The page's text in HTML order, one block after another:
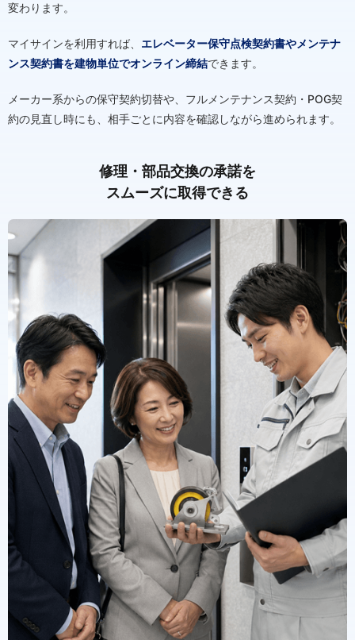
変わります。
マイサインを利用すれば、 エレベーター保守点検契約書やメンテナ
ンス契約書を建物単位でオンライン締結できます。
メーカー系からの保守契約切替や、フルメンテナンス契約・POG契
約の見直し時にも、相手ごとに内容を確認しながら進められます。
修理・部品交換の承諾を
スムーズに取得できる